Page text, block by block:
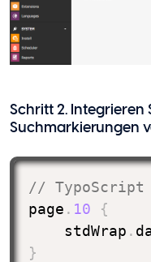
Schritt 2. Integrieren
Suchmarkierungen
// TypoScript
page . 10
{
    stdWrap
.
}